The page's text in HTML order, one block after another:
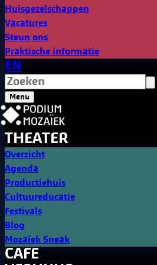
Huisgezelschappen
Vacatures
Steun ons
Praktische informatie
EN
Menu
THEATER
Overzicht
Agenda
Productiehuis
Cultuureducatie
Festivals
Blog
Mozaïek Sneak
CAFE
IS DIT NU
OUT)
THEATER RAST
KARACA
THEATERZAAL
IS DIT NU
(PREMIÈRE)
THEATER RAST /
THEATERZAAL